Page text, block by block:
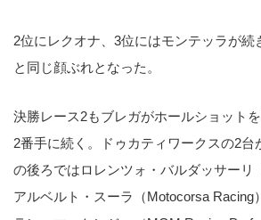
2位にレクオナ、3位にはモンテッラが続
と同じ顔ぶれとなった。
決勝レース2もブレガがホールショット
2番手に続く。ドゥカティワークスの2台
の後ろではロレンツォ・バルダッサーリ
アルベルト・スーラ（Motocorsa Racing